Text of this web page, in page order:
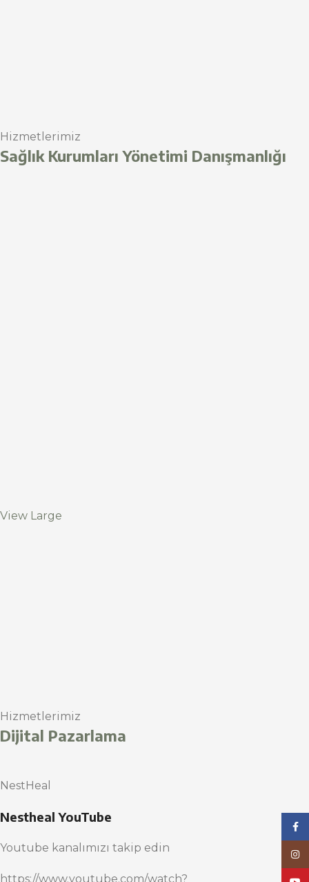
Hizmetlerimiz
Sağlık Kurumları Yönetimi Danışmanlığı
View Large
Hizmetlerimiz
Dijital Pazarlama
NestHeal
Nestheal YouTube
Youtube kanalımızı takip edin
https://www.youtube.com/watch?